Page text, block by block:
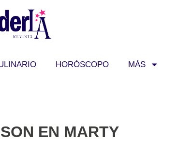
HORÓSCOPO MÁS
EN MARTY